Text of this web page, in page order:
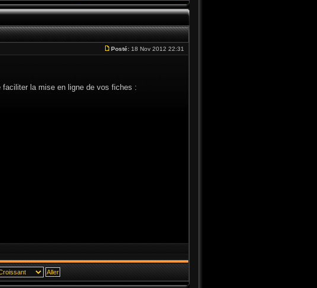
Posté: 18 Nov 2012 22:31
la mise en ligne de vos fiches :